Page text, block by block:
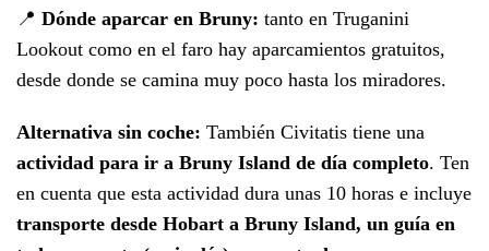
📍 Dónde aparcar en Bruny: tanto en Truganini
Lookout como en el faro hay aparcamientos gratuitos,
desde donde se camina muy poco hasta los miradores.
Alternativa sin coche: También Civitatis tiene una
actividad para ir a Bruny Island de día completo. Ten
en cuenta que esta actividad dura unas 10 horas e incluye
transporte desde Hobart a Bruny Island, un guía en